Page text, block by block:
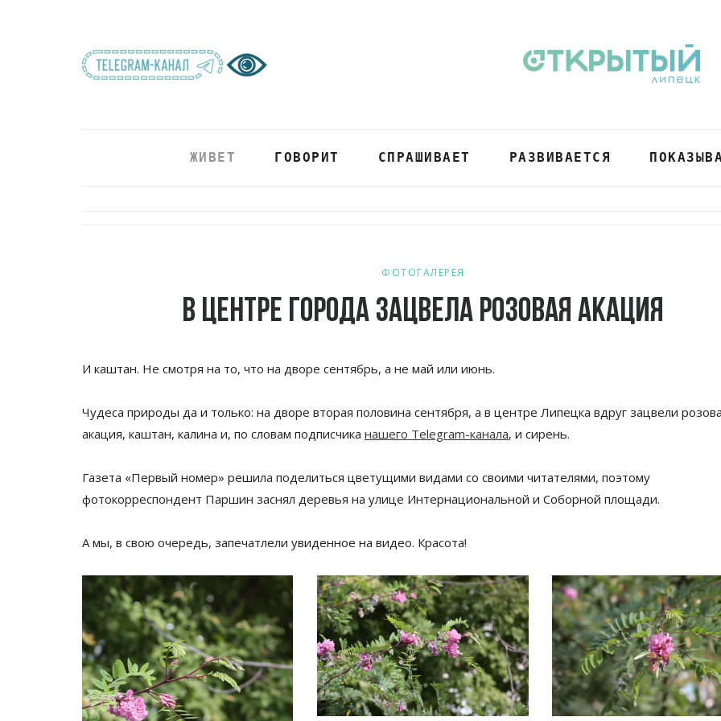
ЖИВЕТ ГОВОРИТ СПРАШИВАЕТ РАЗВИВАЕТСЯ
ФОТОГАЛЕРЕЯ
В центре города зацвела розовая акация
И каштан. Не смотря на то, что на дворе сентябрь, а не май или июнь.
Чудеса природы да и только: на дворе вторая половина сентября, а в центре Липецка вдруг зацвели
акация, каштан, калина и, по словам подписчика нашего Telegram-канала, и сирень.
Газета «Первый номер» решила поделиться цветущими видами со своими читателями, поэтому
фотокорреспондент Паршин заснял деревья на улице Интернациональной и Соборной площади.
А мы, в свою очередь, запечатлели увиденное на видео. Красота!